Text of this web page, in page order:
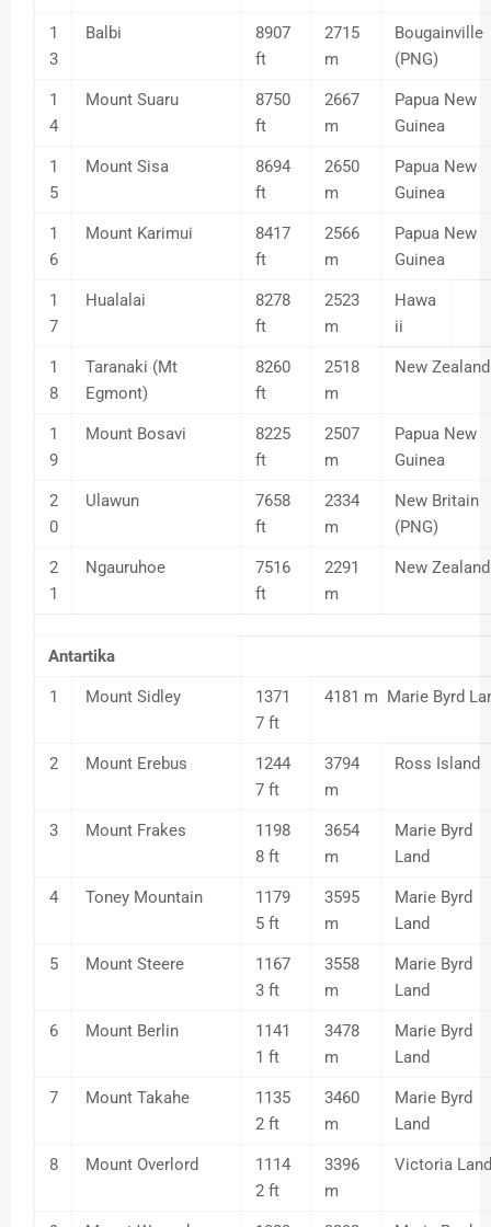
1
3
Balbi
8907
ft
2715
m
Bougainville
(PNG)
1
4
Mount Suaru
8750
ft
2667
m
Papua New
Guinea
1
5
Mount Sisa
8694
ft
2650
m
Papua New
Guinea
1
6
Mount Karimui
8417
ft
2566
m
Papua New
Guinea
1
7
Hualalai
8278
ft
2523
m
Hawa
ii
1
8
Taranaki (Mt
Egmont)
8260
ft
2518
m
New Zealand
1
9
Mount Bosavi
8225
ft
2507
m
Papua New
Guinea
2
0
Ulawun
7658
ft
2334
m
New Britain
(PNG)
2
1
Ngauruhoe
7516
ft
2291
m
New Zealand
Antartika
1 Mount Sidley
1371
7 ft
4181 m Marie Byrd
2 Mount Erebus
1244
7 ft
3794
m
Ross Island
3 Mount Frakes
1198
8 ft
3654
m
Marie Byrd
Land
4 Toney Mountain
1179
5 ft
3595
m
Marie Byrd
Land
5 Mount Steere
1167
3 ft
3558
m
Marie Byrd
Land
6 Mount Berlin
1141
1 ft
3478
m
Marie Byrd
Land
7 Mount Takahe
1135
2 ft
3460
m
Marie Byrd
Land
8 Mount Overlord
1114
2 ft
3396
m
Victoria Land